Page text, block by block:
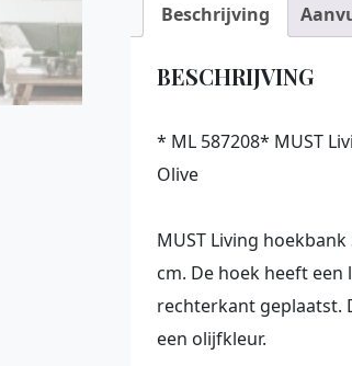
Beschrijving
BESCHRIJVING
* ML 587208* MUST
Olive
MUST Living
cm. De hoek heeft een
rechterkant geplaatst.
een olijfkleur.